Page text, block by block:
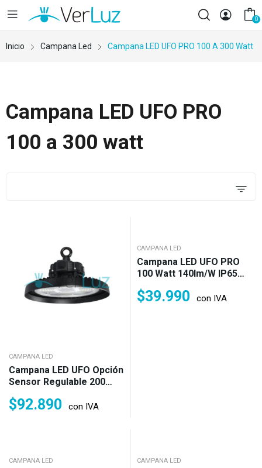
0
Inicio Campana Led Campana LED UFO PRO 100 A 300 Watt
Campana LED UFO PRO
100 a 300 watt
CAMPANA LED
Campana LED UFO Opción
Sensor Regulable 200
(5.000w)
$92.890 con IVA
CAMPANA LED
Campana LED UFO PRO
100 Watt 140lm/w IP65
(1.400w)
$39.990 con IVA
CAMPANA LED CAMPANA LED